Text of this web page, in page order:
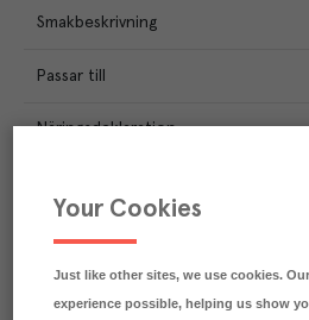
Smakbeskrivning
Passar till
Näringsdeklaration
CO₂e/kg
Varje kilo av varan påverkar
Läs mer om hur vi beräknar
Your Cookies
Just like other sites, we use cookies.
experience possible, helping us show